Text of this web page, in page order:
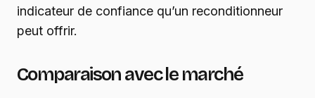
indicateur de confiance qu’un reconditionneur
peut offrir.
Comparaison avec le marché